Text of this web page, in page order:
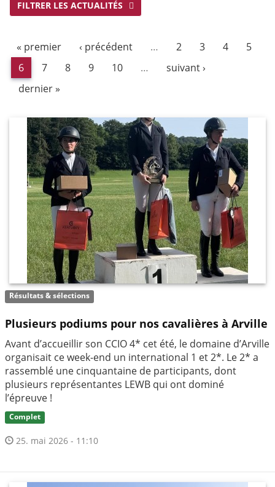
FILTRER LES ACTUALITÉS
« premier ‹ précédent … 2 3 4
5
6
7 8 9 10 …
suivant ›
dernier »
Résultats & sélections
Plusieurs podiums pour nos cavalières à Arville
Avant d’accueillir son CCIO 4* cet été, le domaine d’Arville
organisait ce week-end un international 1 et 2*. Le 2* a
rassemblé une cinquantaine de participants, dont
plusieurs représentantes LEWB qui ont dominé
l’épreuve !
Complet
25. mai 2026 - 11:10